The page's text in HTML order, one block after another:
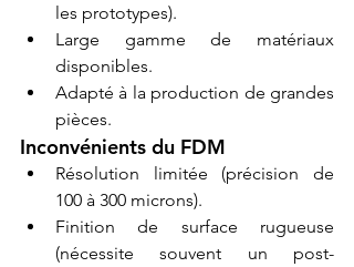
les prototypes).
Large gamme de matériaux
disponibles.
Adapté à la production de grandes
pièces.
Inconvénients du FDM
Résolution limitée (précision de
100 à 300 microns).
Finition de surface rugueuse
(nécessite souvent un post-